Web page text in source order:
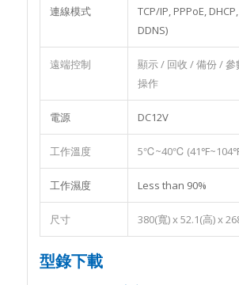
連線模式
TCP/IP, PPPoE,
DDNS)
遠端控制
顯示 / 回收 / 備份 / 參
操作
電源 DC12V
工作溫度 5℃~40℃
工作濕度 Less than 90%
尺寸 380(寬) x 52.1(高) x
型錄下載